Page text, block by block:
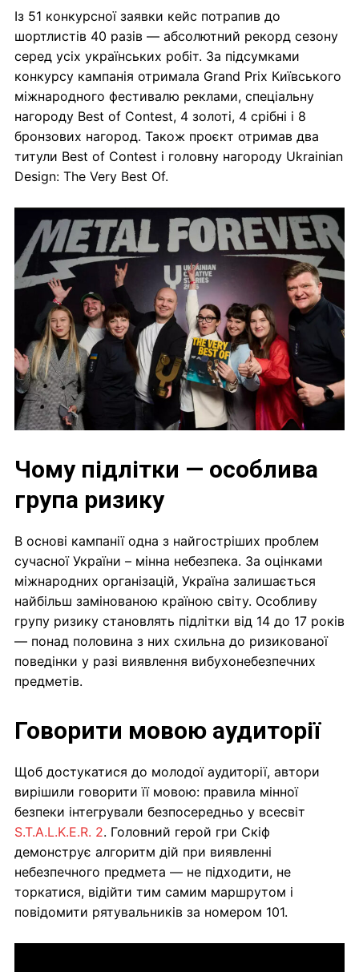
Із 51 конкурсної заявки кейс потрапив до
шортлистів 40 разів — абсолютний рекорд сезону
серед усіх українських робіт. За підсумками
конкурсу кампанія отримала Grand Prix Київського
міжнародного фестивалю реклами, спеціальну
нагороду Best of Contest, 4 золоті, 4 срібні і 8
бронзових нагород. Також проєкт отримав два
титули Best of Contest і головну нагороду Ukrainian
Design: The Very Best Of.
Чому підлітки — особлива
група ризику
В основі кампанії одна з найгостріших проблем
сучасної України – мінна небезпека. За оцінками
міжнародних організацій, Україна залишається
найбільш замінованою країною світу. Особливу
групу ризику становлять підлітки від 14 до 17 років
— понад половина з них схильна до ризикованої
поведінки у разі виявлення вибухонебезпечних
предметів.
Говорити мовою аудиторії
Щоб достукатися до молодої аудиторії, автори
вирішили говорити її мовою: правила мінної
безпеки інтегрували безпосередньо у всесвіт
S.T.A.L.K.E.R. 2. Головний герой гри Скіф
демонструє алгоритм дій при виявленні
небезпечного предмета — не підходити, не
торкатися, відійти тим самим маршрутом і
повідомити рятувальників за номером 101.